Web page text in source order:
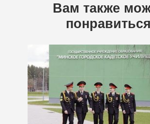
Вам также
понравиться